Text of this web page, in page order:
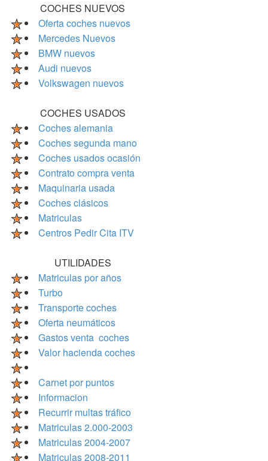
COCHES NUEVOS
Oferta coches nuevos
Mercedes Nuevos
BMW nuevos
Audi nuevos
Volkswagen nuevos
COCHES USADOS
Coches alemania
Coches segunda mano
Coches usados ocasión
Contrato compra venta
Maquinaria usada
Coches clásicos
Matriculas
Centros Pedir Cita ITV
UTILIDADES
Matriculas por años
Turbo
Transporte coches
Oferta neumáticos
Gastos venta coches
Valor hacienda coches
Carnet por puntos
Informacion
Recurrir multas tráfico
Matriculas 2.000-2003
Matriculas 2004-2007
Matriculas 2008-2011